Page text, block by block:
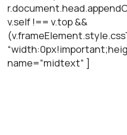
v.self !== v.top &&
name=”midtext” ]